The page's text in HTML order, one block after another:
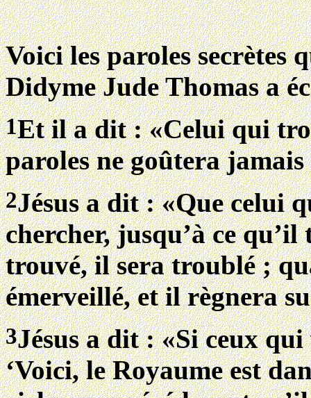
Voici les paroles secrètes
Didyme Jude Thomas a
1Et il a dit : «Celui qui
paroles ne goûtera
2Jésus a dit : «Que celui
chercher, jusqu’à ce
trouvé, il sera troublé ;
émerveillé, et il règnera
3Jésus a dit : «Si ceux
‘Voici, le Royaume est